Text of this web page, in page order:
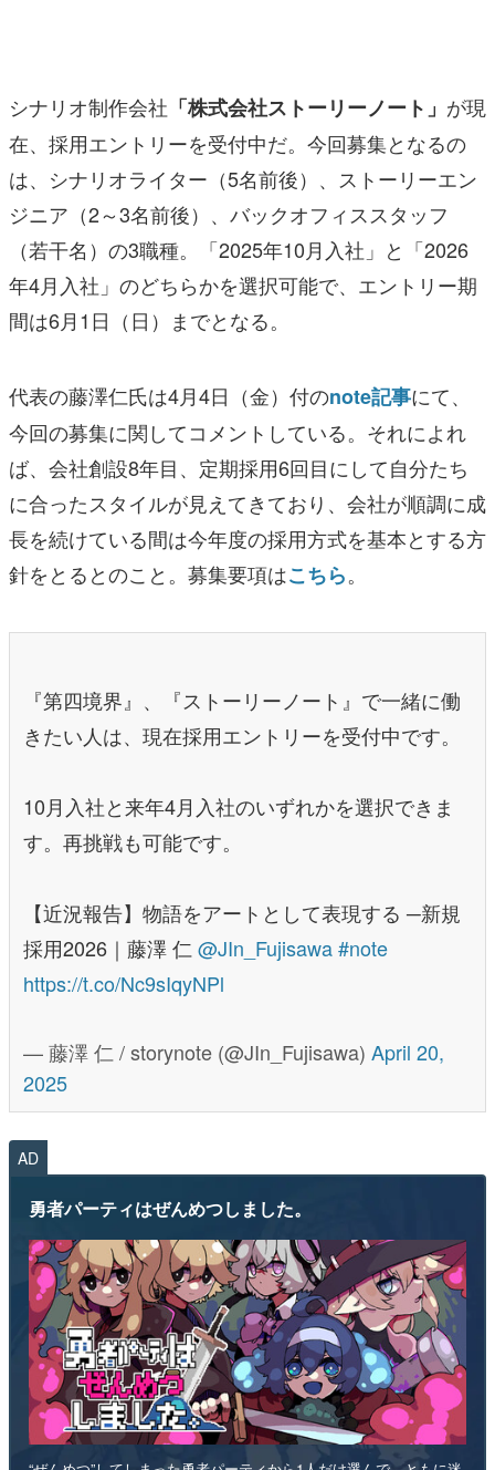
アプリレビュー
その他
電ファミニコゲーマーとは？
運営：株式会社マレ
シナリオ制作会社 「株式会社ストーリーノート」 が現
在、採用エントリーを受付中だ。今回募集となるの
は、シナリオライター（5名前後）、ストーリーエン
ジニア（2～3名前後）、バックオフィススタッフ
（若干名）の3職種。「2025年10月入社」と「2026
年4月入社」のどちらかを選択可能で、エントリー期
間は6月1日（日）までとなる。
代表の藤澤仁氏は4月4日（金）付のnote記事にて、
今回の募集に関してコメントしている。それによれ
ば、会社創設8年目、定期採用6回目にして自分たち
に合ったスタイルが見えてきており、会社が順調に成
長を続けている間は今年度の採用方式を基本とする方
針をとるとのこと。募集要項はこちら。
『第四境界』、『ストーリーノート』で一緒に働
きたい人は、現在採用エントリーを受付中です。
10月入社と来年4月入社のいずれかを選択できま
す。再挑戦も可能です。
【近況報告】物語をアートとして表現する ─新規
採用2026｜藤澤 仁 @JIn_Fujisawa#note
https://t.co/Nc9sIqyNPl
— 藤澤 仁 / storynote (@JIn_Fujisawa) April 20,
2025
AD
勇者パーティはぜんめつしました。